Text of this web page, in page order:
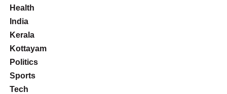
Health
India
Kerala
Kottayam
Politics
Sports
Tech